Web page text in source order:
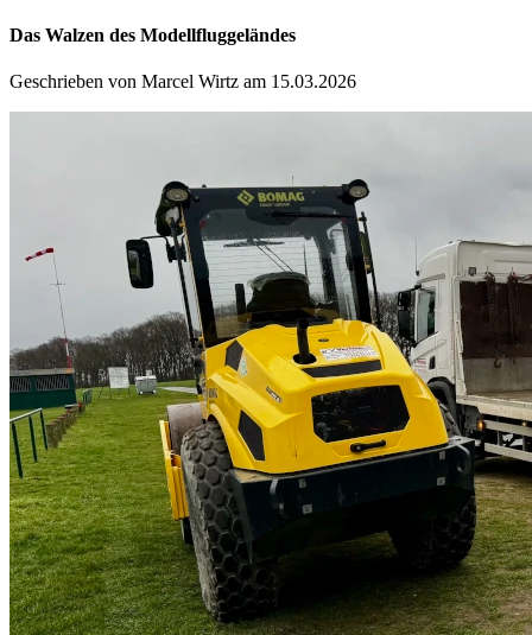
Das Walzen des Modellfluggeländes
Geschrieben von Marcel Wirtz am 15.03.2026